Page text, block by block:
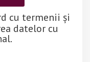
cu termenii și
datelor cu